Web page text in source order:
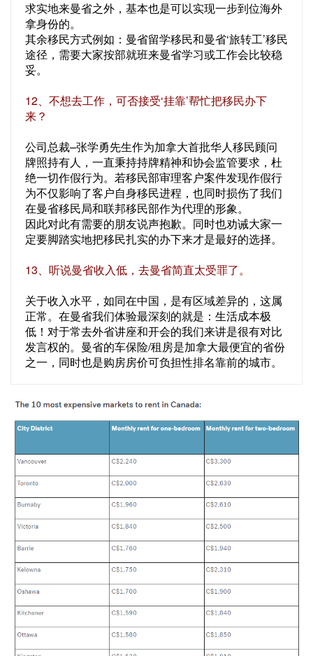
求实地来曼省之外，基本也是可以实现一步到位海外
拿身份的。
其余移民方式例如：曼省留学移民和曼省‘旅转工’移民
途径，需要大家按部就班来曼省学习或工作会比较稳
妥。
12、不想去工作，可否接受‘挂靠’帮忙把移民办下
来？
公司总裁–张学勇先生作为加拿大首批华人移民顾问
牌照持有人，一直秉持持牌精神和协会监管要求，杜
绝一切作假行为。若移民部审理客户案件发现作假行
为不仅影响了客户自身移民进程，也同时损伤了我们
在曼省移民局和联邦移民部作为代理的形象。
因此对此有需要的朋友说声抱歉。同时也劝诫大家一
定要脚踏实地把移民扎实的办下来才是最好的选择。
13、听说曼省收入低，去曼省简直太受罪了。
关于收入水平，如同在中国，是有区域差异的，这属
正常。在曼省我们体验最深刻的就是：生活成本极
低！对于常去外省讲座和开会的我们来讲是很有对比
发言权的。曼省的车保险/租房是加拿大最便宜的省份
之一，同时也是购房房价可负担性排名靠前的城市。